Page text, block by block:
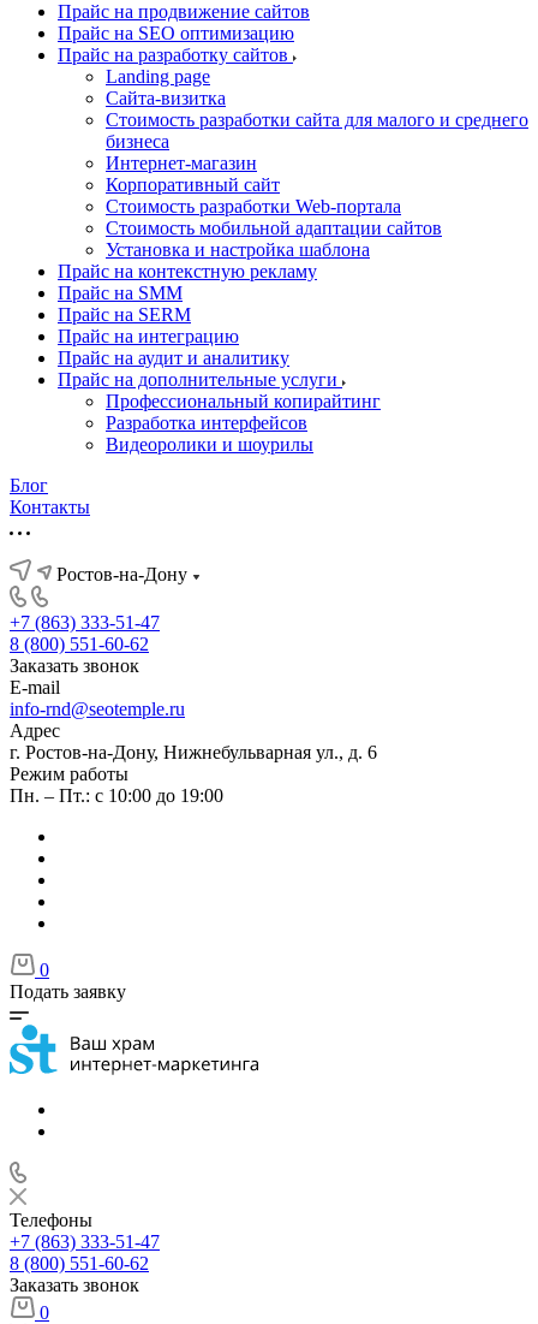
Прайс на продвижение сайтов
Прайс на SEO оптимизацию
Прайс на разработку сайтов
Landing page
Cайта-визитка
Стоимость разработки сайта для малого и среднего
бизнеса
Интернет-магазин
Корпоративный сайт
Стоимость разработки Web-портала
Стоимость мобильной адаптации сайтов
Установка и настройка шаблона
Прайс на контекстную рекламу
Прайс на SMM
Прайс на SERM
Прайс на интеграцию
Прайс на аудит и аналитику
Прайс на дополнительные услуги
Профессиональный копирайтинг
Разработка интерфейсов
Видеоролики и шоурилы
Блог
Контакты
Ростов-на-Дону
+7 (863) 333-51-47
8 (800) 551-60-62
Заказать звонок
E-mail
info-rnd@seotemple.ru
Адрес
г. Ростов-на-Дону, Нижнебульварная ул., д. 6
Режим работы
Пн. – Пт.: с 10:00 до 19:00
0
Подать заявку
Телефоны
+7 (863) 333-51-47
8 (800) 551-60-62
Заказать звонок
0